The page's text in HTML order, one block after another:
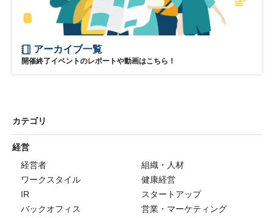
アーカイブ一覧
開催終了イベントのレポートや動画はこちら！
カテゴリ
経営
経営者
組織・人材
ワークスタイル
健康経営
IR
スタートアップ
バックオフィス
営業・マーケティング